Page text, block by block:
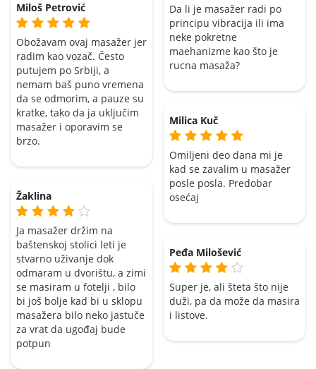
Miloš Petrović
Obožavam ovaj masažer jer
radim kao vozač. Često
putujem po Srbiji, a
nemam baš puno vremena
da se odmorim, a pauze su
kratke, tako da ja uključim
masažer i oporavim se
brzo.
Žaklina
Ja masažer držim na
baštenskoj stolici leti je
stvarno uživanje dok
odmaram u dvorištu, a zimi
se masiram u fotelji , bilo
bi još bolje kad bi u sklopu
masažera bilo neko jastuče
za vrat da ugođaj bude
potpun
Da li je masažer radi po
principu vibracija ili ima
neke pokretne
maehanizme kao što je
rucna masaža?
Milica Kuč
Omiljeni deo dana mi je
kad se zavalim u masažer
posle posla. Predobar
osećaj
Peđa Milošević
Super je, ali šteta što nije
duži, pa da može da masira
i listove.